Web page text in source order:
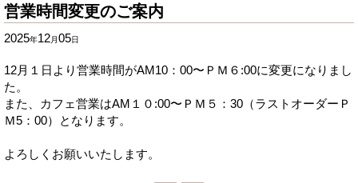
営業時間変更のご案内
2025年12月05日
12月１日より営業時間がAM10：00〜ＰＭ６:00に変更になりまし
た。
また、カフェ営業はAM１０:00〜ＰＭ５：30（ラストオーダーＰ
Ｍ5：00）となります。
よろしくお願いいたします。